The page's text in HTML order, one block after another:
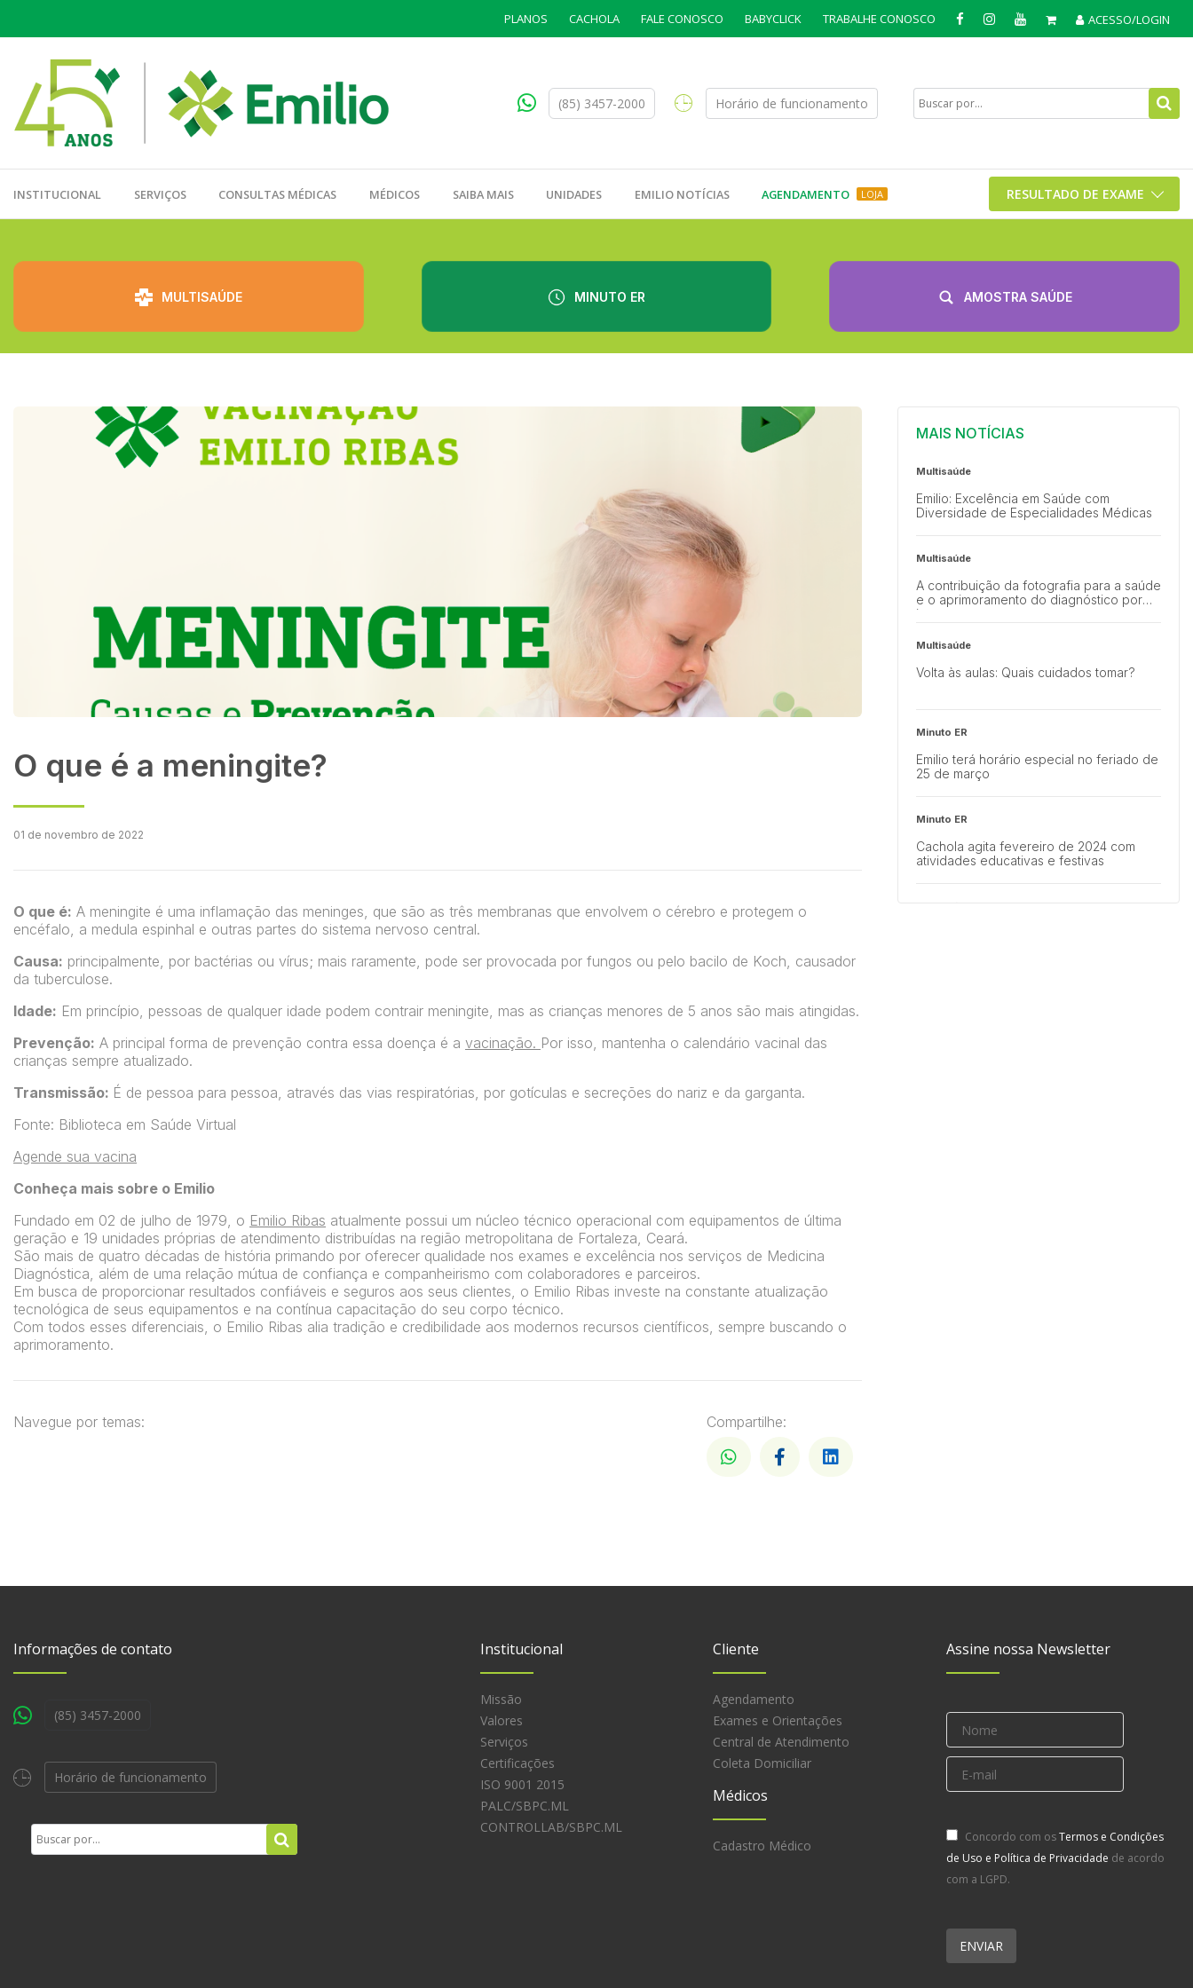
PLANOS CACHOLA FALE CONOSCO BABYCLICK TRABALHE CONOSCO ACESSO/LOGIN
(85) 3457-2000 Horário de funcionamento
INSTITUCIONAL SERVIÇOS CONSULTAS MÉDICAS MÉDICOS SAIBA MAIS UNIDADES EMILIO NOTÍCIAS LOJA
AGENDAMENTO RESULTADO DE EXAME
MULTISAÚDE MINUTO ER AMOSTRA SAÚDE
O que é a meningite?
01 de novembro de 2022
O que é: A meningite é uma inflamação das meninges, que são as três membranas que envolvem o cérebro e protegem o
encéfalo, a medula espinhal e outras partes do sistema nervoso central.
Causa: principalmente, por bactérias ou vírus; mais raramente, pode ser provocada por fungos ou pelo bacilo de Koch, causador
da tuberculose.
Idade: Em princípio, pessoas de qualquer idade podem contrair meningite, mas as crianças menores de 5 anos são mais atingidas.
Prevenção: A principal forma de prevenção contra essa doença é a vacinação. Por isso, mantenha o calendário vacinal das
crianças sempre atualizado.
Transmissão: É de pessoa para pessoa, através das vias respiratórias, por gotículas e secreções do nariz e da garganta.
Fonte: Biblioteca em Saúde Virtual
Agende sua vacina
Conheça mais sobre o Emilio
Fundado em 02 de julho de 1979, o Emilio Ribas atualmente possui um núcleo técnico operacional com equipamentos de última
geração e 19 unidades próprias de atendimento distribuídas na região metropolitana de Fortaleza, Ceará.
São mais de quatro décadas de história primando por oferecer qualidade nos exames e excelência nos serviços de Medicina
Diagnóstica, além de uma relação mútua de confiança e companheirismo com colaboradores e parceiros.
Em busca de proporcionar resultados confiáveis e seguros aos seus clientes, o Emilio Ribas investe na constante atualização
tecnológica de seus equipamentos e na contínua capacitação do seu corpo técnico.
Com todos esses diferenciais, o Emilio Ribas alia tradição e credibilidade aos modernos recursos científicos, sempre buscando o
aprimoramento.
Navegue por temas: Compartilhe:
MAIS NOTÍCIAS
Multisaúde
Emilio: Excelência em Saúde com
Diversidade de Especialidades Médicas
Multisaúde
A contribuição da fotografia para a saúde
e o aprimoramento do diagnóstico por
imagem
Multisaúde
Volta às aulas: Quais cuidados tomar?
Minuto ER
Emilio terá horário especial no feriado de
25 de março
Minuto ER
Cachola agita fevereiro de 2024 com
atividades educativas e festivas
Informações de contato
(85) 3457-2000
Horário de funcionamento
Institucional
Missão
Valores
Serviços
Certificações
ISO 9001 2015
PALC/SBPC.ML
CONTROLLAB/SBPC.ML
Cliente
Agendamento
Exames e Orientações
Central de Atendimento
Coleta Domiciliar
Médicos
Cadastro Médico
Assine nossa Newsletter
Concordo com osTermos e Condições
de Uso e Política de Privacidade de acordo
com a LGPD.